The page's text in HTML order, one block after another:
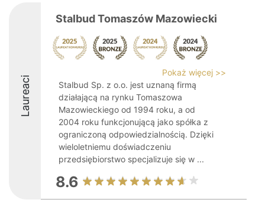
Laureaci
Stalbud Tomaszów Mazowiecki
Pokaż więcej >>
Stalbud Sp. z o.o. jest uznaną firmą
działającą na rynku Tomaszowa
Mazowieckiego od 1994 roku, a od
2004 roku funkcjonującą jako spółka z
ograniczoną odpowiedzialnością. Dzięki
wieloletniemu doświadczeniu
przedsiębiorstwo specjalizuje się w ...
8.6